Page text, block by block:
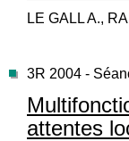
LE GALL A.,
3R 2004 -
attentes